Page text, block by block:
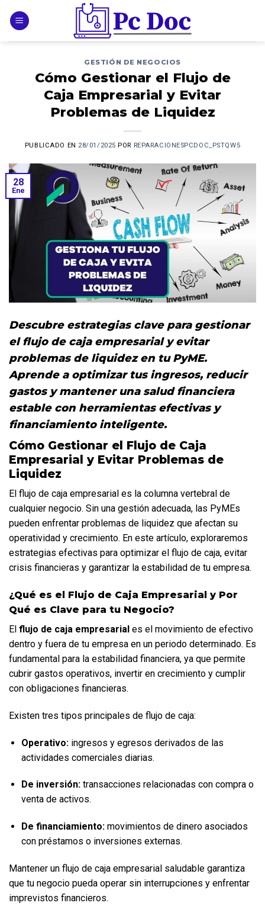
GESTIÓN DE NEGOCIOS
Cómo Gestionar el Flujo de
Caja Empresarial y Evitar
Problemas de Liquidez
PUBLICADO EN 28/01/2025 POR REPARACIONESPCDOC_PSTQW5
28
Ene
Descubre estrategias clave para gestionar
el flujo de caja empresarial y evitar
problemas de liquidez en tu PyME.
Aprende a optimizar tus ingresos, reducir
gastos y mantener una salud financiera
estable con herramientas efectivas y
financiamiento inteligente.
Cómo Gestionar el Flujo de Caja
Empresarial y Evitar Problemas de
Liquidez
El flujo de caja empresarial es la columna vertebral de
cualquier negocio. Sin una gestión adecuada, las PyMEs
pueden enfrentar problemas de liquidez que afectan su
operatividad y crecimiento. En este artículo, exploraremos
estrategias efectivas para optimizar el flujo de caja, evitar
crisis financieras y garantizar la estabilidad de tu empresa.
¿Qué es el Flujo de Caja Empresarial y Por
Qué es Clave para tu Negocio?
El flujo de caja empresarial es el movimiento de efectivo
dentro y fuera de tu empresa en un periodo determinado. Es
fundamental para la estabilidad financiera, ya que permite
cubrir gastos operativos, invertir en crecimiento y cumplir
con obligaciones financieras.
Existen tres tipos principales de flujo de caja:
Operativo: ingresos y egresos derivados de las
actividades comerciales diarias.
De inversión: transacciones relacionadas con compra o
venta de activos.
De financiamiento: movimientos de dinero asociados
con préstamos o inversiones externas.
Mantener un flujo de caja empresarial saludable garantiza
que tu negocio pueda operar sin interrupciones y enfrentar
imprevistos financieros.